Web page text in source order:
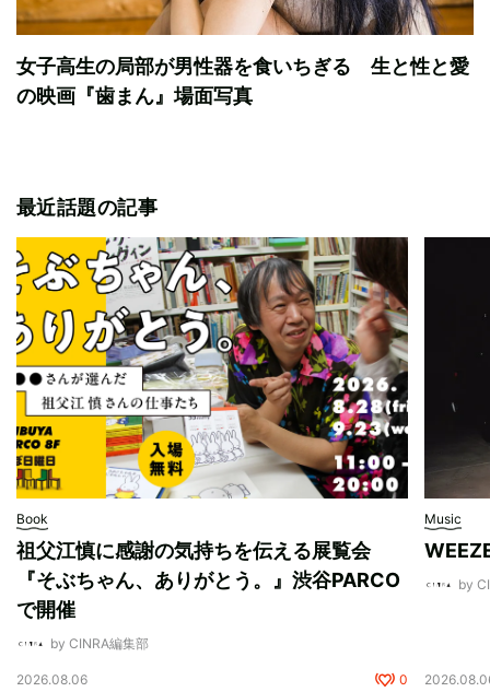
女子高生の局部が男性器を食いちぎる 生と性と愛
の映画『歯まん』場面写真
最近話題の記事
Book
祖父江慎に感謝の気持ちを伝える展覧会
『そぶちゃん、ありがとう。』渋谷PARCO
で開催
by CINRA編集部
2026.08.06 0
Music
by